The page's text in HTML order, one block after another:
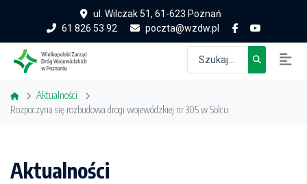
ul. Wilczak 51, 61-623 Poznań
61 826 53 92
poczta@wzdw.pl
Aktualności
Rozpoczyna się rozbudowa drogi wojewódzkiej nr 305 w Solcu
Aktualności